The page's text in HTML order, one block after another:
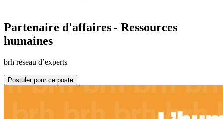
Partenaire d'affaires - Ressources
humaines
brh réseau d’experts
Postuler pour ce poste